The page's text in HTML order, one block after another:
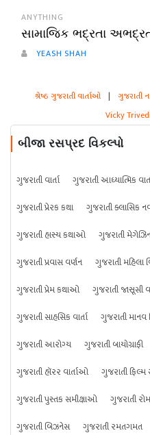
ANYTHING
સામાજિક ભદ્રતા અભદ્રતા
YEASH SHAH
શ્રેષ્ઠ ગુજરાતી વાર્તાઓ | ગુજરાતી
Vicky
બીજા રસપ્રદ વિકલ્પો
ગુજરાતી વાર્તા ગુજરાતી આધ્યાત્મિક
ગુજરાતી પ્રેરક કથા
ગુજરાતી ક્લાસિક
ગુજરાતી હાસ્ય કથાઓ
ગુજરાતી
ગુજરાતી પ્રવાસ વર્ણન
ગુજરાતી મહિલા
ગુજરાતી પ્રેમ કથાઓ
ગુજરાતી જાસૂસી
ગુજરાતી સાહસિક વાર્તા
ગુજરાતી માનવ
ગુજરાતી આરોગ્ય
ગુજરાતી બાયોગ્રાફી
ગુજરાતી હૉરર વાર્તાઓ
ગુજરાતી
ગુજરાતી પુસ્તક સમીક્ષાઓ
ગુજરાતી
ગુજરાતી બિઝનેસ
ગુજરાતી રમતગમત